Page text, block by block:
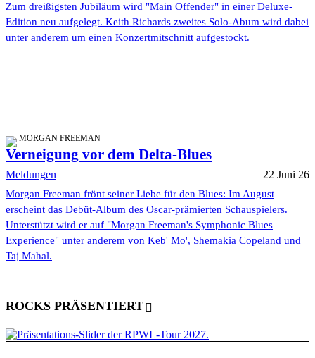
Zum dreißigsten Jubiläum wird "Main Offender" in einer Deluxe-
Edition neu aufgelegt. Keith Richards zweites Solo-Abum wird dabei
unter anderem um einen Konzertmitschnitt aufgestockt.
MORGAN FREEMAN
Verneigung vor dem Delta-Blues
Meldungen 22 Juni 26
Morgan Freeman frönt seiner Liebe für den Blues: Im August
erscheint das Debüt-Album des Oscar-prämierten Schauspielers.
Unterstützt wird er auf "Morgan Freeman's Symphonic Blues
Experience" unter anderem von Keb' Mo', Shemakia Copeland und
Taj Mahal.
ROCKS PRÄSENTIERT